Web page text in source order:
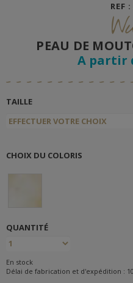
REF
PEAU DE
A partir
TAILLE
CHOIX DU COLORIS
QUANTITÉ
En stock
Délai de fabrication et d'expédition :